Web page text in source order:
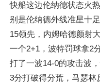
快船这边伦纳德状态火
别是伦纳德外线准星十
15领先，内姆哈德颜射
一个2+1，波特罚球拿2
打了一波14-0的攻击波
3分打破得分荒，马瑟